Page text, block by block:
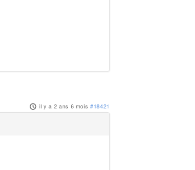
il y a 2 ans 6 mois #18421